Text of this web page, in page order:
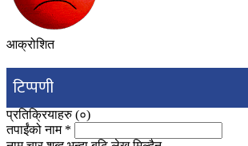
आक्रोशित
टिप्पणी
प्रतिक्रियाहरु (०)
तपाईंको नाम *